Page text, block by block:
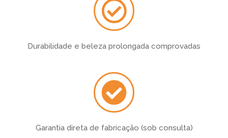
Durabilidade e beleza prolongada comprovadas
Garantia direta de fabricação (sob consulta)